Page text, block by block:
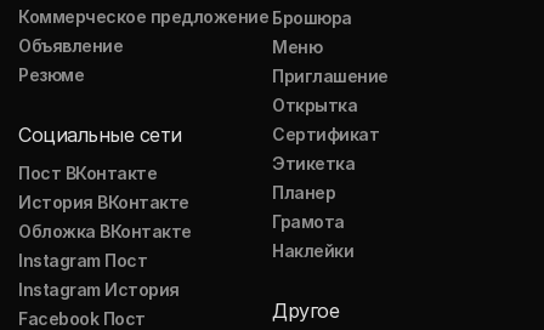
Коммерческое предложение
Объявление
Резюме
Социальные сети
Пост ВКонтакте
История ВКонтакте
Обложка ВКонтакте
Instagram Пост
Instagram История
Facebook Пост
Брошюра
Меню
Приглашение
Открытка
Сертификат
Этикетка
Планер
Грамота
Наклейки
Другое